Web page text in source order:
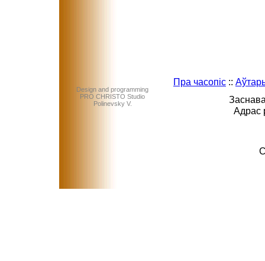
Design and programming
PRO CHRISTO Studio
Polinevsky V.
Пра часопіс ::
Адрас